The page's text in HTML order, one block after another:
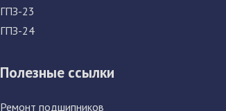
ГПЗ-23
ГПЗ-24
Полезные ссылки
Ремонт подшипников